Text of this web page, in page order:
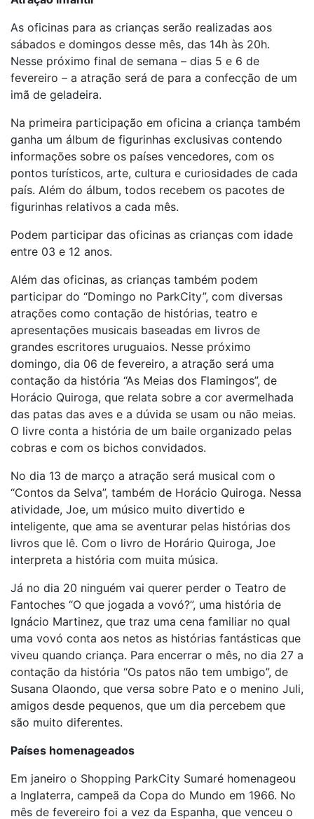
As oficinas para as crianças serão realizadas aos
sábados e domingos desse mês, das 14h às 20h.
Nesse próximo final de semana – dias 5 e 6 de
fevereiro – a atração será de para a confecção de um
imã de geladeira.
Na primeira participação em oficina a criança também
ganha um álbum de figurinhas exclusivas contendo
informações sobre os países vencedores, com os
pontos turísticos, arte, cultura e curiosidades de cada
país. Além do álbum, todos recebem os pacotes de
figurinhas relativos a cada mês.
Podem participar das oficinas as crianças com idade
entre 03 e 12 anos.
Além das oficinas, as crianças também podem
participar do “Domingo no ParkCity”, com diversas
atrações como contação de histórias, teatro e
apresentações musicais baseadas em livros de
grandes escritores uruguaios. Nesse próximo
domingo, dia 06 de fevereiro, a atração será uma
contação da história “As Meias dos Flamingos”, de
Horácio Quiroga, que relata sobre a cor avermelhada
das patas das aves e a dúvida se usam ou não meias.
O livre conta a história de um baile organizado pelas
cobras e com os bichos convidados.
No dia 13 de março a atração será musical com o
“Contos da Selva”, também de Horácio Quiroga. Nessa
atividade, Joe, um músico muito divertido e
inteligente, que ama se aventurar pelas histórias dos
livros que lê. Com o livro de Horário Quiroga, Joe
interpreta a história com muita música.
Já no dia 20 ninguém vai querer perder o Teatro de
Fantoches “O que jogada a vovó?”, uma história de
Ignácio Martinez, que traz uma cena familiar no qual
uma vovó conta aos netos as histórias fantásticas que
viveu quando criança. Para encerrar o mês, no dia 27 a
contação da história “Os patos não tem umbigo”, de
Susana Olaondo, que versa sobre Pato e o menino Juli,
amigos desde pequenos, que um dia percebem que
são muito diferentes.
Países homenageados
Em janeiro o Shopping ParkCity Sumaré homenageou
a Inglaterra, campeã da Copa do Mundo em 1966. No
mês de fevereiro foi a vez da Espanha, que venceu o